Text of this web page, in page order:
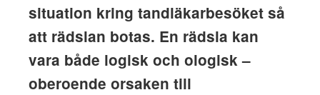
situation kring tandläkarbesöket så
att rädslan botas. En rädsla kan
vara både logisk och ologisk –
oberoende orsaken till